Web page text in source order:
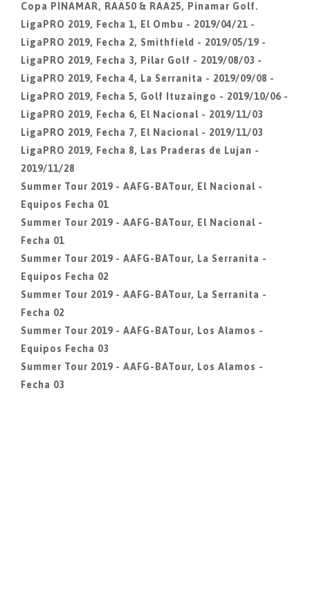
Copa PINAMAR, RAA50 & RAA25, Pinamar Golf.
LigaPRO 2019, Fecha 1, El Ombu - 2019/04/21 -
LigaPRO 2019, Fecha 2, Smithfield - 2019/05/19 -
LigaPRO 2019, Fecha 3, Pilar Golf - 2019/08/03 -
LigaPRO 2019, Fecha 4, La Serranita - 2019/09/08 -
LigaPRO 2019, Fecha 5, Golf Ituzaingo - 2019/10/06 -
LigaPRO 2019, Fecha 6, El Nacional - 2019/11/03
LigaPRO 2019, Fecha 7, El Nacional - 2019/11/03
LigaPRO 2019, Fecha 8, Las Praderas de Lujan -
2019/11/28
Summer Tour 2019 - AAFG-BATour, El Nacional -
Equipos Fecha 01
Summer Tour 2019 - AAFG-BATour, El Nacional -
Fecha 01
Summer Tour 2019 - AAFG-BATour, La Serranita -
Equipos Fecha 02
Summer Tour 2019 - AAFG-BATour, La Serranita -
Fecha 02
Summer Tour 2019 - AAFG-BATour, Los Alamos -
Equipos Fecha 03
Summer Tour 2019 - AAFG-BATour, Los Alamos -
Fecha 03